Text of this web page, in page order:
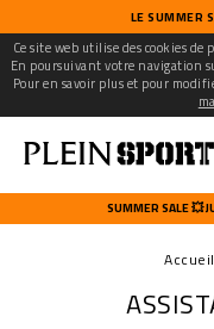
LE SUMMER
Ce site web utilise des cookies
En poursuivant votre navigation
Pour en savoir plus et pour
SUMMER SALE 💥
Accueil